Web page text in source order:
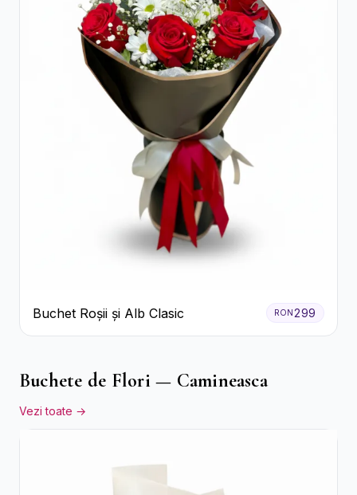
Buchet Roșii și Alb Clasic RON299
Buchete de Flori — Camineasca
Vezi toate →